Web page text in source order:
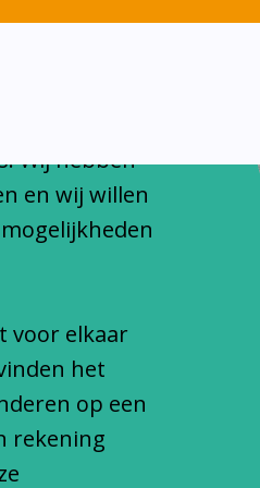
Wij hebben
en wij willen
voor elkaar
het
op een
rekening